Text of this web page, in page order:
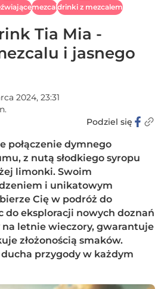
mezcaldrinki z mezcalem
Tia Mia -
i jasnego
2024, 23:31
Podziel się
połączenie dymnego
z nutą słodkiego syropu
limonki. Swoim
i unikatowym
Cię w podróż do
do eksploracji nowych doznań
letnie wieczory, gwarantuje
złożonością smaków.
przygody w każdym